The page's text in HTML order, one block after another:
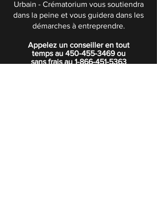
Urbain - Crématorium vous soutiendra
dans la peine et vous guidera dans les
démarches à entreprendre.
Appelez un conseiller en tout
temps au 450-455-3469ou
sans frais au 1-866-451-5363